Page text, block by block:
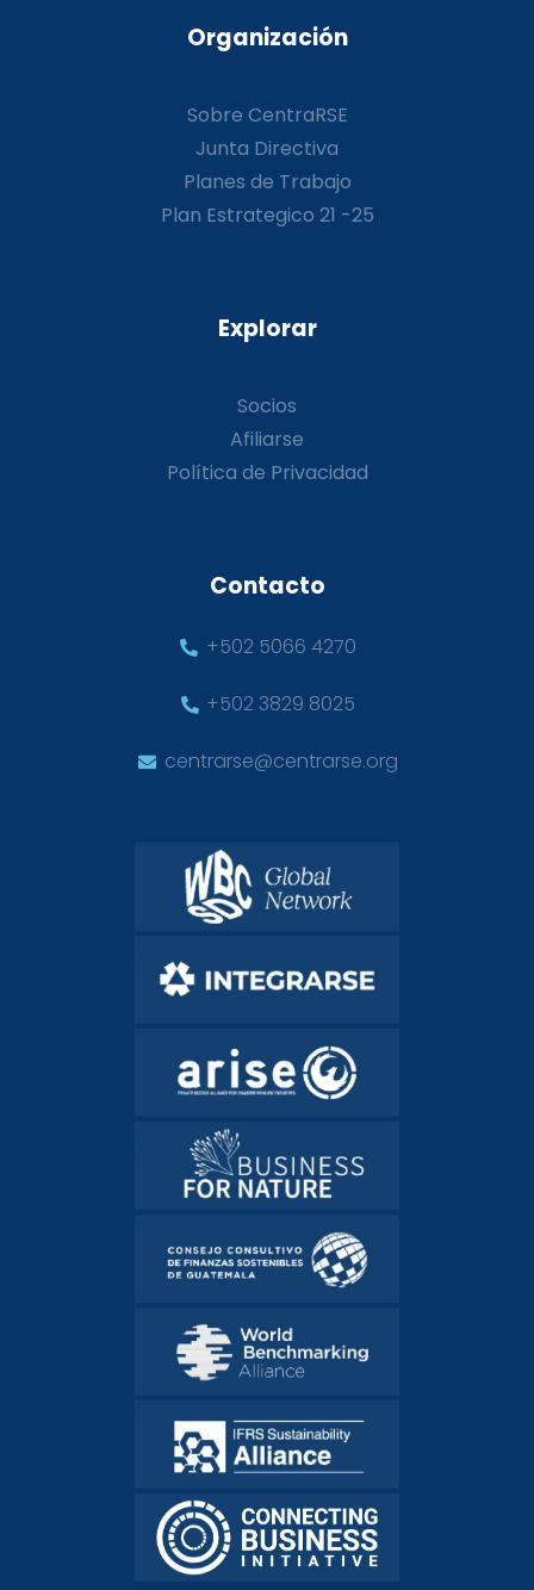
Organización
Sobre CentraRSE
Junta Directiva
Planes de Trabajo
Plan Estrategico 21 -25
Explorar
Socios
Afiliarse
Política de Privacidad
Contacto
+502 5066 4270
+502 3829 8025
centrarse@centrarse.org